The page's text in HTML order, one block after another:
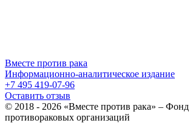
Вместе против рака
Информационно-аналитическое издание
+7 495 419-07-96
Оставить отзыв
© 2018 - 2026 «Вместе против рака» –
противораковых организаций